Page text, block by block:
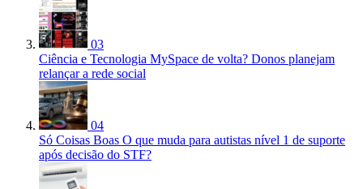
03
Ciência e Tecnologia MySpace de volta? Donos planejam
relançar a rede social
04
Só Coisas Boas O que muda para autistas nível 1 de suporte
após decisão do STF?